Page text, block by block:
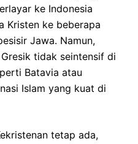
ke Indonesia
Kristen ke beberapa
Jawa. Namun,
tidak seintensif di
Batavia atau
Islam yang kuat di
tetap ada,